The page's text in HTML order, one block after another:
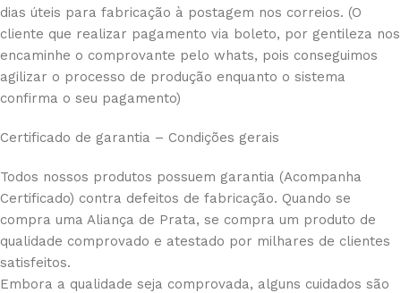
dias úteis para fabricação à postagem nos correios. (O
cliente que realizar pagamento via boleto, por gentileza nos
encaminhe o comprovante pelo whats, pois conseguimos
agilizar o processo de produção enquanto o sistema
confirma o seu pagamento)
Certificado de garantia – Condições gerais
Todos nossos produtos possuem garantia (Acompanha
Certificado) contra defeitos de fabricação. Quando se
compra uma Aliança de Prata, se compra um produto de
qualidade comprovado e atestado por milhares de clientes
satisfeitos.
Embora a qualidade seja comprovada, alguns cuidados são